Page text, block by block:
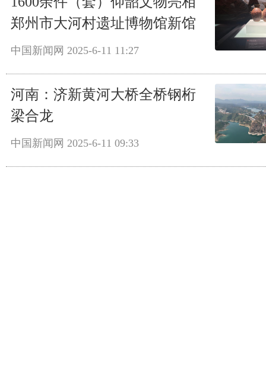
郑州市大河村遗址博物馆新馆
中国新闻网 2025-6-11 11:27
河南：济新黄河大桥全桥钢桁
梁合龙
中国新闻网 2025-6-11 09:33